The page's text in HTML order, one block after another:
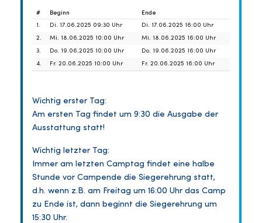
# Beginn
Ende
1.
Di. 17.06.2025 09:30 Uhr
Di. 17.06.2025 16:00 Uhr
2.
Mi. 18.06.2025 10:00 Uhr
Mi. 18.06.2025 16:00 Uhr
3.
Do. 19.06.2025 10:00 Uhr
Do. 19.06.2025 16:00 Uhr
4.
Fr. 20.06.2025 10:00 Uhr Fr. 20.06.2025 16:00 Uhr
Wichtig erster Tag:
Am ersten Tag findet um 9:30 die Ausgabe der
Ausstattung statt!
Wichtig letzter Tag:
Immer am letzten Camptag findet eine halbe
Stunde vor Campende die Siegerehrung statt,
d.h. wenn z.B. am Freitag um 16:00 Uhr das Camp
zu Ende ist, dann beginnt die Siegerehrung um
15:30 Uhr.